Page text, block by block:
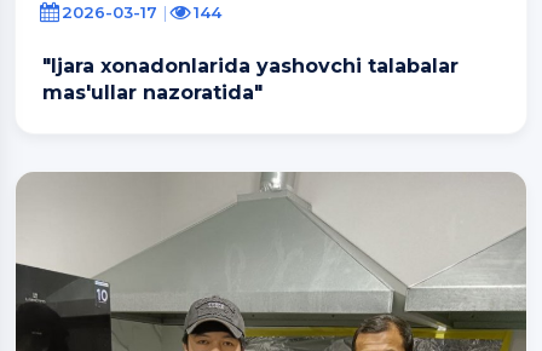
2026-03-17 144
"Ijara xonadonlarida yashovchi talabalar
mas'ullar nazoratida"